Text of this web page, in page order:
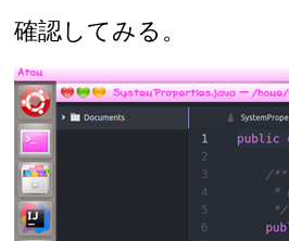
確認してみる。